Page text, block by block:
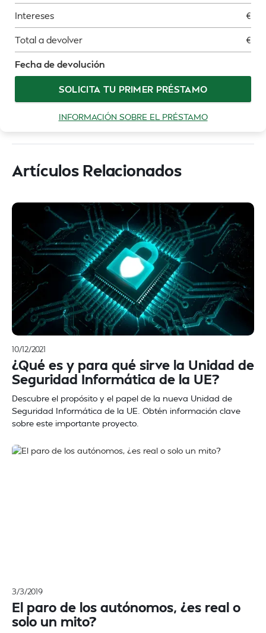
Intereses €
Total a devolver €
Fecha de devolución
SOLICITA TU PRIMER PRÉSTAMO
INFORMACIÓN SOBRE EL PRÉSTAMO
Artículos Relacionados
10/12/2021
¿Qué es y para qué sirve la Unidad de
Seguridad Informática de la UE?
Descubre el propósito y el papel de la nueva Unidad de
Seguridad Informática de la UE. Obtén información clave
sobre este importante proyecto.
3/3/2019
El paro de los autónomos, ¿es real o
solo un mito?